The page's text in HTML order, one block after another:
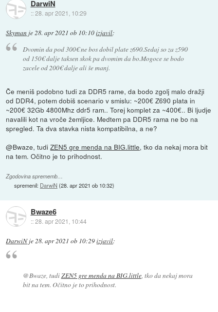
DarwiN
::28. apr 2021, 10:29
Skyman je28. apr 2021 ob 10:10izjavil:
Dvomin da pod 300€ ne bos dobil plate z690.Sedaj so za z590
od 150€ dalje taksen skok pa dvomim da bo.Mogoce se bodo
zacele od 200€ dalje ali še manj.
Če meniš podobno tudi za DDR5 rame, da bodo zgolj malo dražji
od DDR4, potem dobiš scenario v smislu: ~200€ Z690 plata in
~200€ 32Gb 4800Mhz ddr5 ram.. Torej komplet za ~400€.. Bi ljudje
navalili kot na vroče žemljice. Medtem pa DDR5 rama ne bo na
spregled. Ta dva stavka nista kompatibilna, a ne?
@Bwaze, tudiZEN5 gre menda na BIG.little, tko da nekaj mora bit
na tem. Očitno je to prihodnost.
Zgodovina sprememb…
spremenil: DarwiN (28. apr 2021 ob 10:32)
Bwaze6
::28. apr 2021, 10:44
DarwiNje 28. apr 2021 ob 10:29izjavil:
@Bwaze, tudiZEN5 gre menda na BIG.little, tko da nekaj mora
bit na tem. Očitno je to prihodnost.